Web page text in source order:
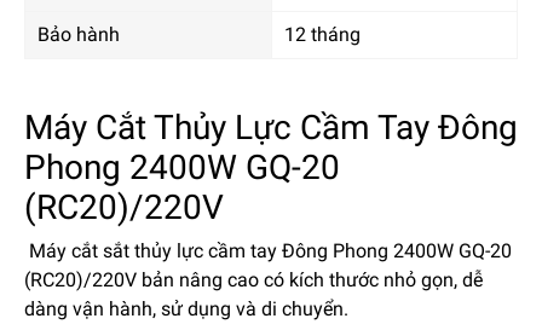
Bảo hành 12 tháng
Máy Cắt Thủy Lực Cầm Tay Đông
Phong 2400W GQ-20
(RC20)/220V
Máy cắt sắt thủy lực cầm tay Đông Phong 2400W GQ-20
(RC20)/220V bản nâng cao có kích thước nhỏ gọn, dễ
dàng vận hành, sử dụng và di chuyển.